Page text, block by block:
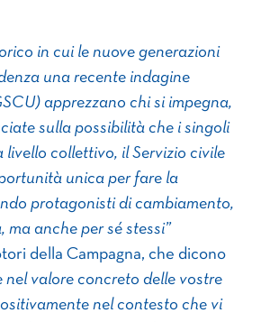
in cui le nuove generazioni
una recente indagine
apprezzano chi si impegna,
sulla possibilità che i singoli
livello collettivo, il Servizio civile
unica per fare la
protagonisti di cambiamento,
ma anche per sé stessi”
della Campagna, che dicono
nel valore concreto delle vostre
nel contesto che vi